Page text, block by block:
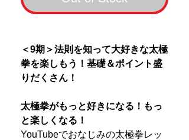
＜9期＞法則を知って大好きな太極
拳を楽しもう！基礎＆ポイント盛
りだくさん！
太極拳がもっと好きになる！もっ
と楽しくなる！
YouTubeでおなじみの太極拳レッ